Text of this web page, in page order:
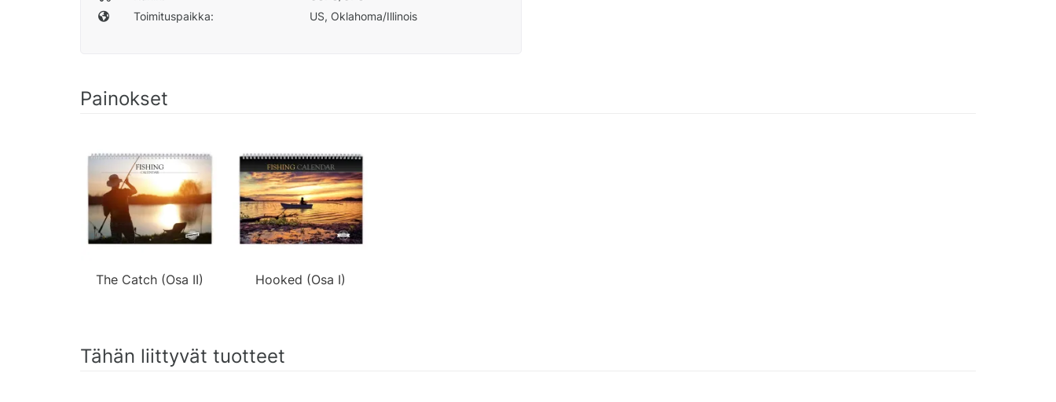
Toimituspaikka:
US, Oklahoma/Illinois
Painokset
The Catch (Osa II) Hooked (Osa I)
Tähän liittyvät tuotteet